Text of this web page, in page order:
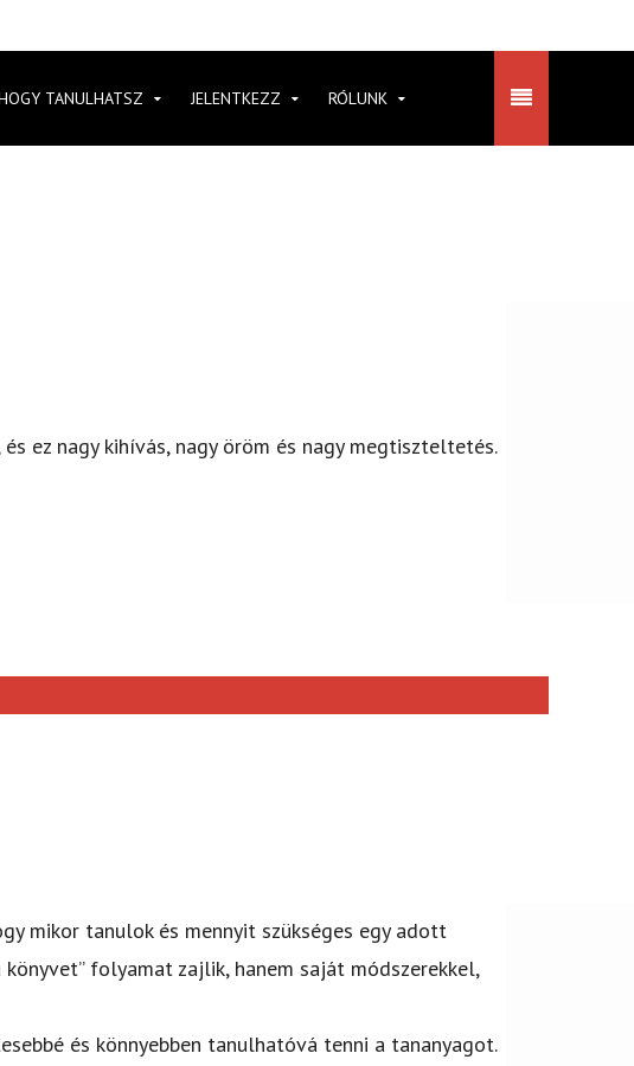
TANULHATSZ JELENTKEZZ RÓLUNK
ez nagy kihívás, nagy öröm és nagy megtiszteltetés.
mikor tanulok és mennyit szükséges egy adott
folyamat zajlik, hanem saját módszerekkel,
és könnyebben tanulhatóvá tenni a tananyagot.